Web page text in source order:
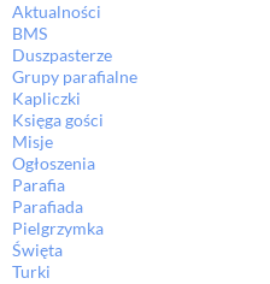
Aktualności
BMS
Duszpasterze
Grupy parafialne
Kapliczki
Księga gości
Misje
Ogłoszenia
Parafia
Parafiada
Pielgrzymka
Święta
Turki